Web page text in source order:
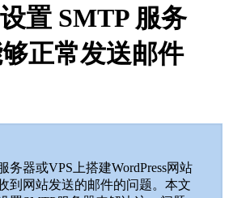
置 SMTP 服务
正常发送邮件
务器或VPS上搭建WordPress网站
到网站发送的邮件的问题。本文